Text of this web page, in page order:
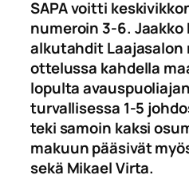
SAPA voitti
numeroin 3-6. Jaakko
alkutahdit Laajasalon
ottelussa kahdella
lopulta
turvallisessa 1-5
teki samoin kaksi
makuun pääsivät
sekä Mikael Virta.